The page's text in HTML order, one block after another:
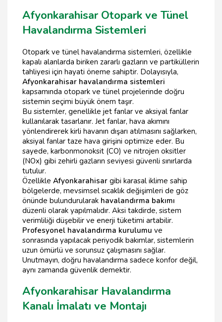
Afyonkarahisar Otopark ve Tünel
Havalandırma Sistemleri
Otopark ve tünel havalandırma sistemleri, özellikle
kapalı alanlarda biriken zararlı gazların ve partiküllerin
tahliyesi için hayati öneme sahiptir. Dolayısıyla,
Afyonkarahisar havalandırma sistemleri
kapsamında otopark ve tünel projelerinde doğru
sistemin seçimi büyük önem taşır.
Bu sistemler, genellikle jet fanlar ve aksiyal fanlar
kullanılarak tasarlanır. Jet fanlar, hava akımını
yönlendirerek kirli havanın dışarı atılmasını sağlarken,
aksiyal fanlar taze hava girişini optimize eder. Bu
sayede, karbonmonoksit (CO) ve nitrojen oksitler
(NOx) gibi zehirli gazların seviyesi güvenli sınırlarda
tutulur.
Özellikle Afyonkarahisar gibi karasal iklime sahip
bölgelerde, mevsimsel sıcaklık değişimleri de göz
önünde bulundurularak havalandırma bakımı
düzenli olarak yapılmalıdır. Aksi takdirde, sistem
verimliliği düşebilir ve enerji tüketimi artabilir.
Profesyonel havalandırma kurulumu ve
sonrasında yapılacak periyodik bakımlar, sistemlerin
uzun ömürlü ve sorunsuz çalışmasını sağlar.
Unutmayın, doğru havalandırma sadece konfor değil,
aynı zamanda güvenlik demektir.
Afyonkarahisar Havalandırma
Kanalı İmalatı ve Montajı